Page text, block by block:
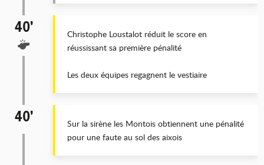
40’
Christophe Loustalot réduit le score en
réussissant sa première pénalité
Les deux équipes regagnent le vestiaire
40’
Sur la sirène les Montois obtiennent une pénalité
pour une faute au sol des aixois